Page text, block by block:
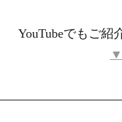
YouTubeでもご紹